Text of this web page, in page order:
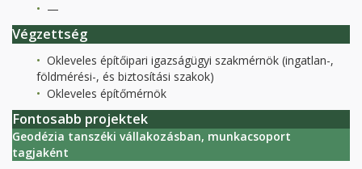
—
Végzettség
Okleveles építőipari igazságügyi szakmérnök (ingatlan-,
földmérési-, és biztosítási szakok)
Okleveles építőmérnök
Fontosabb projektek
Geodézia tanszéki vállakozásban, munkacsoport
tagjaként